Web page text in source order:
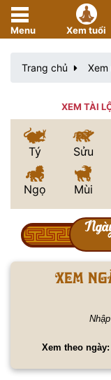
Menu Xem tuổi
Trang chủ
XEM TÀI
Tý Sửu
Ngọ Mùi
Xem
Xem theo ngày: